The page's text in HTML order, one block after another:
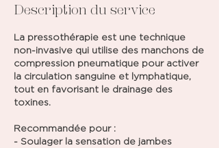
Description du service
La pressothérapie est une technique
non-invasive qui utilise des manchons de
compression pneumatique pour activer
la circulation sanguine et lymphatique,
tout en favorisant le drainage des
toxines.
Recommandée pour :
- Soulager la sensation de jambes